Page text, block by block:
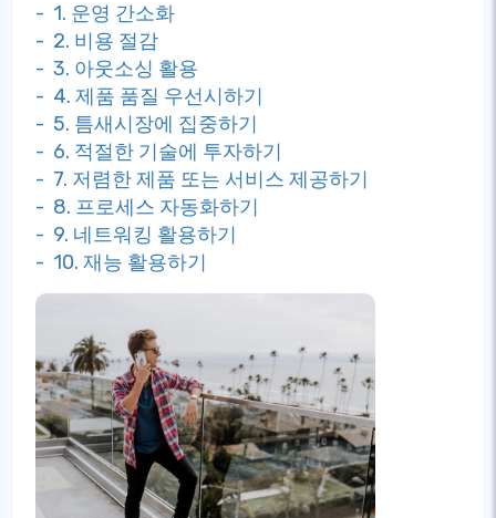
- 1. 운영 간소화
- 2. 비용 절감
- 3. 아웃소싱 활용
- 4. 제품 품질 우선시하기
- 5. 틈새시장에 집중하기
- 6. 적절한 기술에 투자하기
- 7. 저렴한 제품 또는 서비스 제공하기
- 8. 프로세스 자동화하기
- 9. 네트워킹 활용하기
- 10. 재능 활용하기